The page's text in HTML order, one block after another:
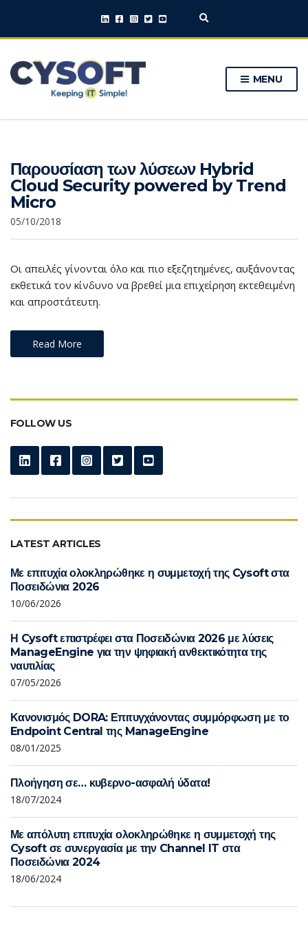
E
p
a
f
o
MENU
Παρουσίαση των λύσεων Hybrid
Cloud Security powered by Trend
Micro
05/10/2018
Οι απειλές γίνονται όλο και πιο εξεζητημένες, αυξάνοντας
εκθετικά τον κίνδυνο να βρεθεί μια επιχείρηση εκτεθειμένη
και απροστάτευτη.
Read More
FOLLOW US
LATEST ARTICLES
Με επιτυχία ολοκληρώθηκε η συμμετοχή της Cysoft στα
Ποσειδώνια 2026
10/06/2026
Η Cysoft επιστρέφει στα Ποσειδώνια 2026 με λύσεις
ManageEngine για την ψηφιακή ανθεκτικότητα της
ναυτιλίας
07/05/2026
Κανονισμός DORA: Επιτυγχάνοντας συμμόρφωση με το
Endpoint Central της ManageEngine
08/01/2025
Πλοήγηση σε… κυβερνο-ασφαλή ύδατα!
18/07/2024
Με απόλυτη επιτυχία ολοκληρώθηκε η συμμετοχή της
Cysoft σε συνεργασία με την Channel IT στα
Ποσειδώνια 2024
18/06/2024